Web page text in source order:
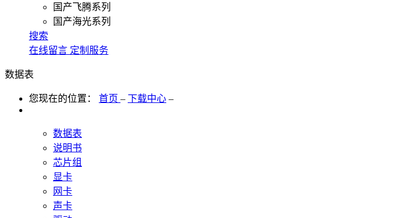
国产飞腾系列
国产海光系列
搜索
在线留言 定制服务
数据表
您现在的位置： 首页 – 下载中心 –
数据表
说明书
芯片组
显卡
网卡
声卡